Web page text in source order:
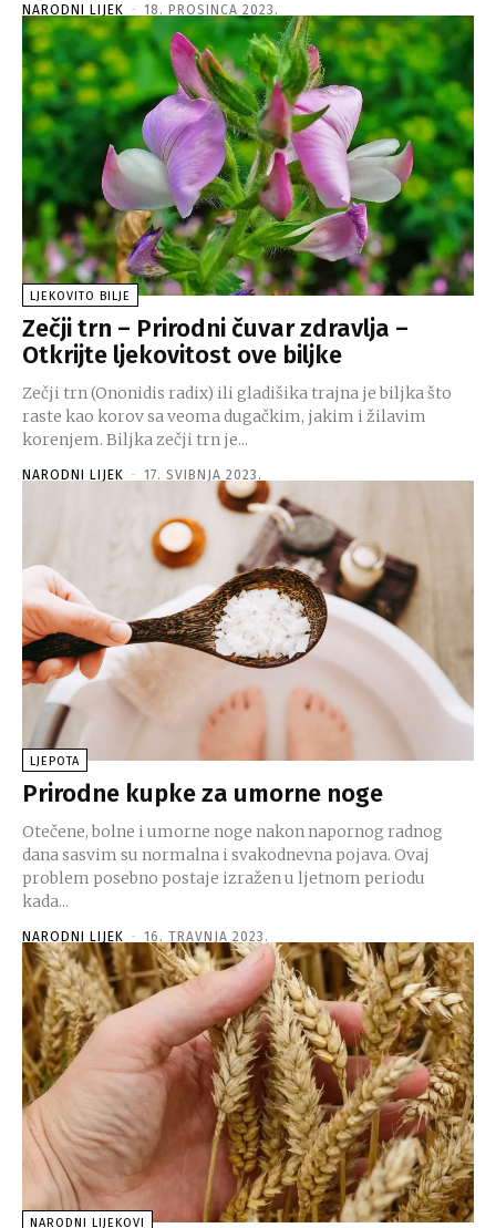
NARODNI LIJEK - 18. PROSINCA 2023.
LJEKOVITO BILJE
Zečji trn – Prirodni čuvar zdravlja –
Otkrijte ljekovitost ove biljke
Zečji trn (Ononidis radix) ili gladišika trajna je biljka što
raste kao korov sa veoma dugačkim, jakim i žilavim
korenjem. Biljka zečji trn je...
NARODNI LIJEK - 17. SVIBNJA 2023.
LJEPOTA
Prirodne kupke za umorne noge
Otečene, bolne i umorne noge nakon napornog radnog
dana sasvim su normalna i svakodnevna pojava. Ovaj
problem posebno postaje izražen u ljetnom periodu
kada...
NARODNI LIJEK - 16. TRAVNJA 2023.
NARODNI LIJEKOVI